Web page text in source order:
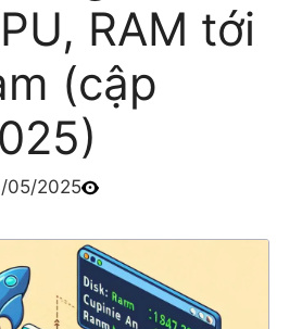
RAM tới
(cập
05/2025